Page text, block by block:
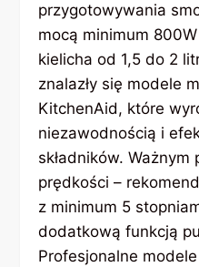
przygotowywania
mocą minimum
kielicha od 1,5 do 2
znalazły się modele
KitchenAid, które
niezawodnością i
składników.
prędkości –
z minimum 5
dodatkową funkcją
Profesjonalne